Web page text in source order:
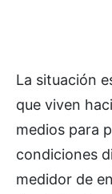
La situación
que viven
medios para
condiciones
medidor de